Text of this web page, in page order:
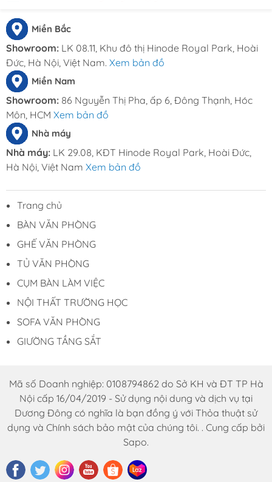
Miền Bắc
Showroom: LK 08.11, Khu đô thị Hinode Royal Park, Hoài
Đức, Hà Nội, Việt Nam. Xem bản đồ
Miền Nam
Showroom: 86 Nguyễn Thị Pha, ấp 6, Đông Thạnh, Hóc
Môn, HCM Xem bản đồ
Nhà máy
Nhà máy: LK 29.08, KĐT Hinode Royal Park, Hoài Đức,
Hà Nội, Việt Nam Xem bản đồ
Trang chủ
BÀN VĂN PHÒNG
GHẾ VĂN PHÒNG
TỦ VĂN PHÒNG
CỤM BÀN LÀM VIỆC
NỘI THẤT TRƯỜNG HỌC
SOFA VĂN PHÒNG
GIƯỜNG TẦNG SẮT
Mã số Doanh nghiệp: 0108794862 do Sở KH và ĐT TP Hà
Nội cấp 16/04/2019 - Sử dụng nội dung và dịch vụ tại
Dương Đông có nghĩa là bạn đồng ý với Thỏa thuật sử
dụng và Chính sách bảo mật của chúng tôi. . Cung cấp bởi
Sapo.